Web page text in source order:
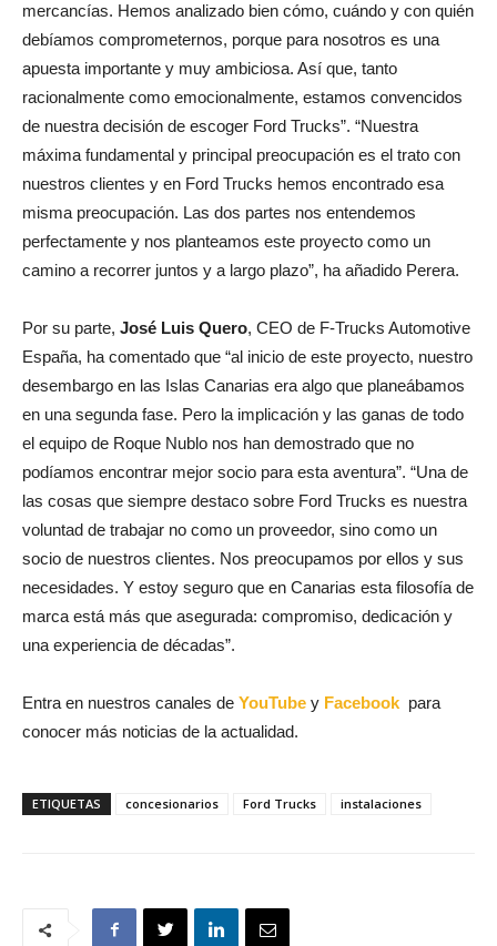
mercancías. Hemos analizado bien cómo, cuándo y con quién
debíamos comprometernos, porque para nosotros es una
apuesta importante y muy ambiciosa. Así que, tanto
racionalmente como emocionalmente, estamos convencidos
de nuestra decisión de escoger Ford Trucks”. “Nuestra
máxima fundamental y principal preocupación es el trato con
nuestros clientes y en Ford Trucks hemos encontrado esa
misma preocupación. Las dos partes nos entendemos
perfectamente y nos planteamos este proyecto como un
camino a recorrer juntos y a largo plazo”, ha añadido Perera.
Por su parte, José Luis Quero, CEO de F-Trucks Automotive
España, ha comentado que “al inicio de este proyecto, nuestro
desembargo en las Islas Canarias era algo que planeábamos
en una segunda fase. Pero la implicación y las ganas de todo
el equipo de Roque Nublo nos han demostrado que no
podíamos encontrar mejor socio para esta aventura”. “Una de
las cosas que siempre destaco sobre Ford Trucks es nuestra
voluntad de trabajar no como un proveedor, sino como un
socio de nuestros clientes. Nos preocupamos por ellos y sus
necesidades. Y estoy seguro que en Canarias esta filosofía de
marca está más que asegurada: compromiso, dedicación y
una experiencia de décadas”.
Entra en nuestros canales de YouTube y Facebook para
conocer más noticias de la actualidad.
ETIQUETAS concesionarios Ford Trucks instalaciones